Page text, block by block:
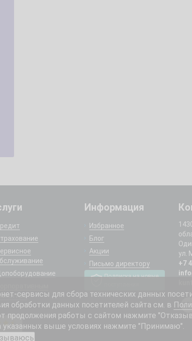
Информация
Избранное
Блог
Акции
Письмо директору
Подписка на новые
ул.
+7
сервисы для сбора технических данных
обработки данных посетителей сайта см. в
продолжения работы с сайтом нажмите
указанных выше условиях нажмите "Принимаю".